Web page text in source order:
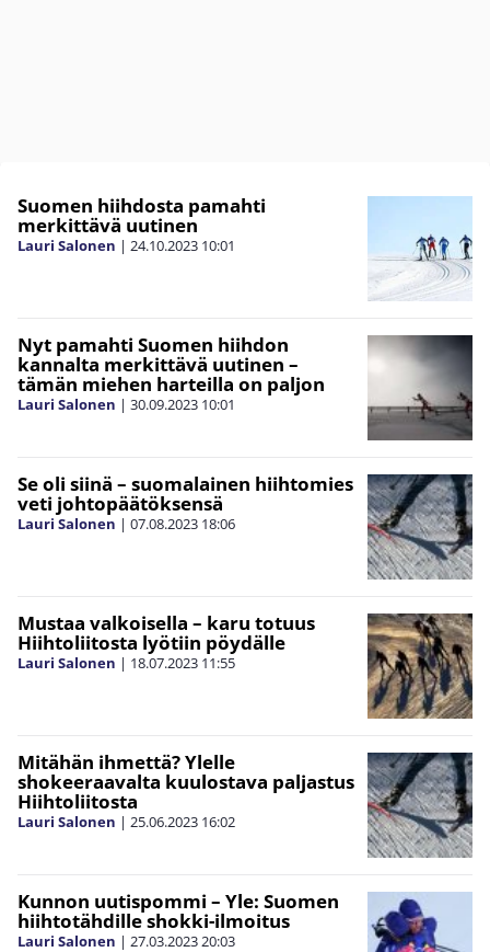
Suomen hiihdosta pamahti
merkittävä uutinen
Lauri Salonen | 24.10.2023 10:01
Nyt pamahti Suomen hiihdon
kannalta merkittävä uutinen –
tämän miehen harteilla on paljon
Lauri Salonen | 30.09.2023 10:01
Se oli siinä – suomalainen hiihtomies
veti johtopäätöksensä
Lauri Salonen | 07.08.2023 18:06
Mustaa valkoisella – karu totuus
Hiihtoliitosta lyötiin pöydälle
Lauri Salonen | 18.07.2023 11:55
Mitähän ihmettä? Ylelle
shokeeraavalta kuulostava paljastus
Hiihtoliitosta
Lauri Salonen | 25.06.2023 16:02
Kunnon uutispommi – Yle: Suomen
hiihtotähdille shokki-ilmoitus
Lauri Salonen | 27.03.202320:03